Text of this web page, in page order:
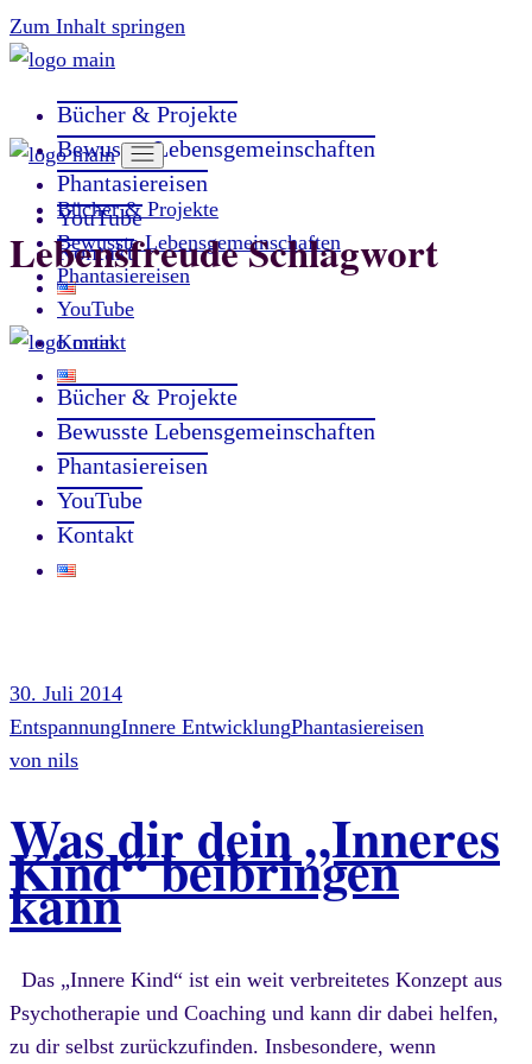
Zum Inhalt springen
Bücher & Projekte
Bewusste Lebensgemeinschaften
Phantasiereisen
YouTube
Kontakt
Bücher & Projekte
Bewusste Lebensgemeinschaften
Phantasiereisen
YouTube
Kontakt
Bücher & Projekte
Bewusste Lebensgemeinschaften
Phantasiereisen
YouTube
Kontakt
Lebensfreude Schlagwort
30. Juli 2014
EntspannungInnere EntwicklungPhantasiereisen
von nils
Was dir dein „Inneres
Kind“ beibringen
kann
Das „Innere Kind“ ist ein weit verbreitetes Konzept aus
Psychotherapie und Coaching und kann dir dabei helfen,
zu dir selbst zurückzufinden. Insbesondere, wenn